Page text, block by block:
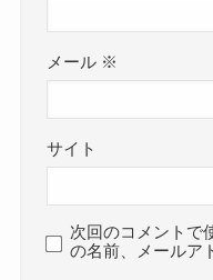
メール ※
サイト
次回のコメントで
の名前、メールア